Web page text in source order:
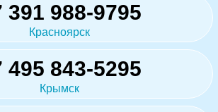
391 988-9795
Красноярск
495 843-5295
Крымск